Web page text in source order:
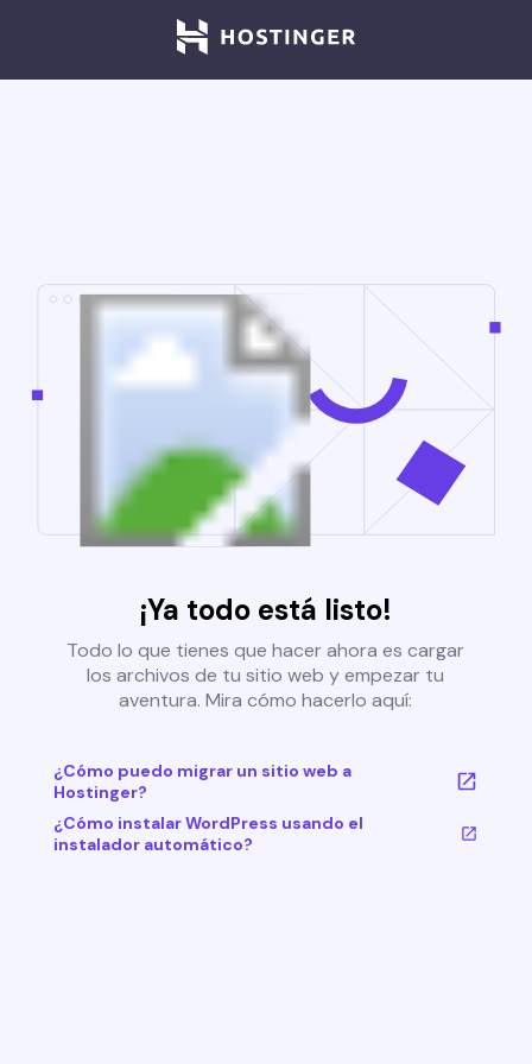
¡Ya todo está listo!
Todo lo que tienes que hacer ahora es cargar
los archivos de tu sitio web y empezar tu
aventura. Mira cómo hacerlo aquí:
¿Cómo puedo migrar un sitio web a
Hostinger?
¿Cómo instalar WordPress usando el
instalador automático?